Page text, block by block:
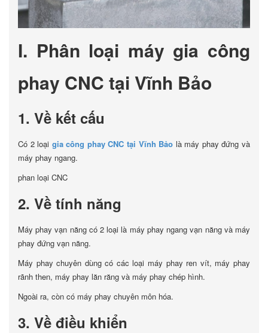
I. Phân loại máy gia công
phay CNC tại Vĩnh Bảo
1. Về kết cấu
Có 2 loại gia công phay CNC tại Vĩnh Bảo là máy phay đứng và
máy phay ngang.
phan loại CNC
2. Về tính năng
Máy phay vạn năng có 2 loại là máy phay ngang vạn năng và máy
phay đứng vạn năng.
Máy phay chuyên dùng có các loại máy phay ren vít, máy phay
rãnh then, máy phay lăn răng và máy phay chép hình.
Ngoài ra, còn có máy phay chuyên môn hóa.
3. Về điều khiển